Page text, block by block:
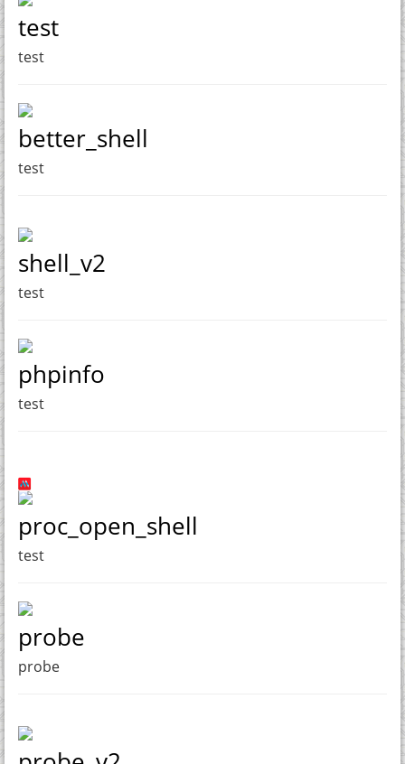
test
test
better_shell
test
shell_v2
test
phpinfo
test
proc_open_shell
test
probe
probe